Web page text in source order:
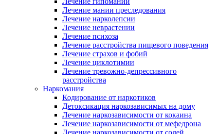
Лечение мании преследования
Лечение нарколепсии
Лечение неврастении
Лечение психоза
Лечение расстройства пищевого поведения
Лечение страхов и фобий
Лечение циклотимии
Лечение тревожно-депрессивного
расстройства
Наркомания
Кодирование от наркотиков
Детоксикация наркозависимых на дому
Лечение наркозависимости от кокаина
Лечение наркозависимости от мефедрона
Лечение наркозависимости от солей